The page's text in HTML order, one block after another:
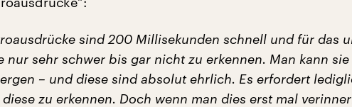
sind 200 Millisekunden schnell und für das
nur sehr schwer bis gar nicht zu erkennen. Man kann
– und diese sind absolut ehrlich. Es erfordert
zu erkennen. Doch wenn man dies erst mal